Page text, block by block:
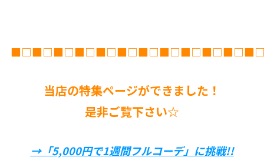
当店の特集ページができました！
是非ご覧下さい☆
→「5,000円で1週間フルコーデ」に挑戦!!